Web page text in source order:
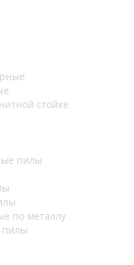
стойке
пилы
по металлу
пилы